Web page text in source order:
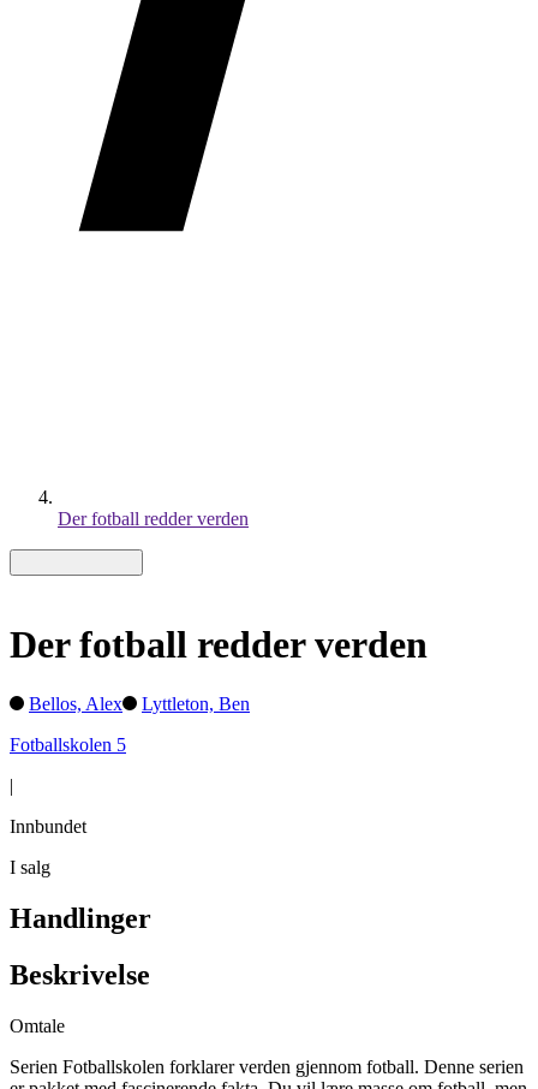
Der fotball redder verden
Der fotball redder verden
Bellos, Alex
Lyttleton, Ben
Fotballskolen 5
|
Innbundet
I salg
Handlinger
Beskrivelse
Omtale
Serien Fotballskolen forklarer verden gjennom fotball. Denne serien